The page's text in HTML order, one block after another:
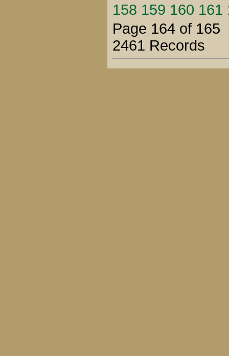
158 159 160 161
Page 164 of 165
2461 Records